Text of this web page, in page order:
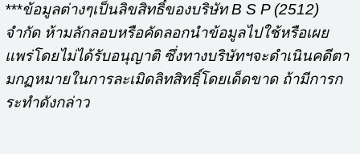
***ข้อมูลต่างๆเป็นลิขสิทธิ์ของบริษัท B S P (2512)
จำกัด ห้ามลักลอบหรือคัดลอกนำข้อมูลไปใช้หรือเผย
แพร่โดยไม่ได้รับอนุญาติ ซึ่งทางบริษัทฯจะดำเนินคดีตา
มกฏหมายในการละเมิดลิทสิทธฺิ์โดยเด็ดขาด ถ้ามีการก
ระทำดังกล่าว